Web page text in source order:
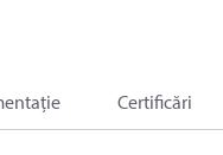
Certificări